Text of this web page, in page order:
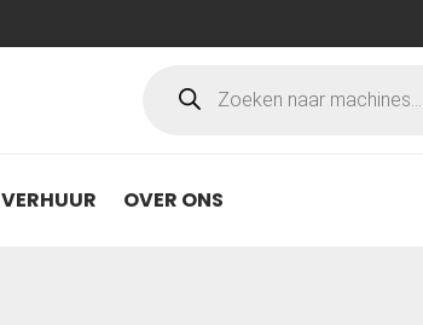
zoeken
VERHUUR OVER ONS